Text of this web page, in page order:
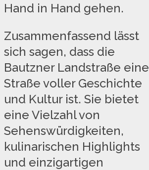
Hand in Hand gehen.
Zusammenfassend lässt
sich sagen, dass die
Bautzner Landstraße eine
Straße voller Geschichte
und Kultur ist. Sie bietet
eine Vielzahl von
Sehenswürdigkeiten,
kulinarischen Highlights
und einzigartigen